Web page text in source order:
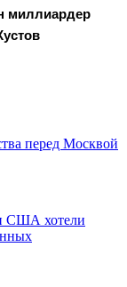
миллиардер
перед Москвой
США хотели